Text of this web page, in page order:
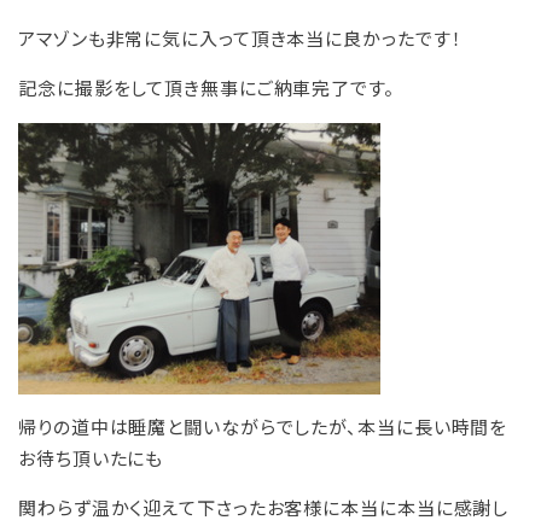
アマゾンも非常に気に入って頂き本当に良かったです！
記念に撮影をして頂き無事にご納車完了です。
帰りの道中は睡魔と闘いながらでしたが、本当に長い時間を
お待ち頂いたにも
関わらず温かく迎えて下さったお客様に本当に本当に感謝し